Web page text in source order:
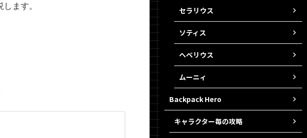
ます。
セラリウス
ソティス
ヘベリウス
ムーニィ
Backpack Hero
キャラクター毎の攻略